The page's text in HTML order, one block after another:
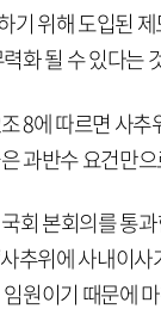
기 위해 도입된
화 될 수 있다는
8에 따르면 사
과반수 요건만
회 본회의를 통
추위에 사내이
원이기 때문에